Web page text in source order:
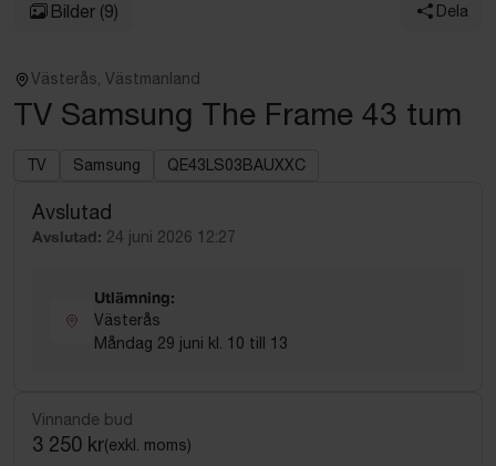
Bilder (9) Dela
Västerås, Västmanland
TV Samsung The Frame 43 tum
TV Samsung QE43LS03BAUXXC
Avslutad
Avslutad: 24 juni 2026 12:27
Utlämning:
Västerås
Måndag 29 juni kl. 10 till 13
Vinnande bud
3 250 kr(exkl. moms)